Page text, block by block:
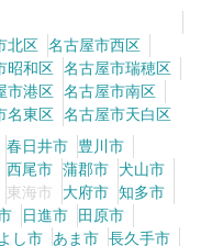
北区 名古屋市西区
昭和区 名古屋市瑞穂区
市港区 名古屋市南区
名東区 名古屋市天白区
春日井市
豊川市
西尾市 蒲郡市 犬山市
東海市 大府市 知多市
日進市
田原市
し市 あま市 長久手市